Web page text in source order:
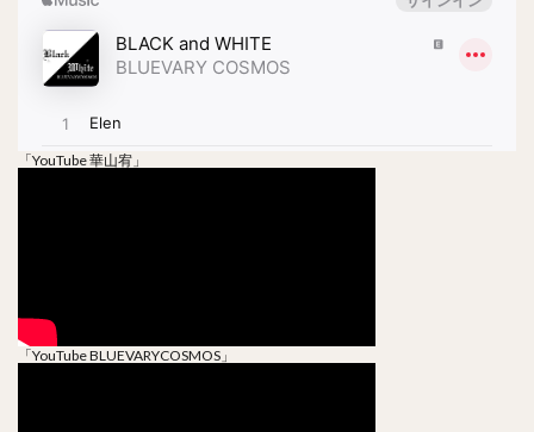
「YouTube 華山宥」
「YouTube BLUEVARYCOSMOS」